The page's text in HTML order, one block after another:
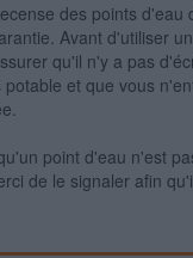
des points d'eau
Avant d'utiliser
qu'il n'y a pas
et que vous
point d'eau n'est
de le signaler afin